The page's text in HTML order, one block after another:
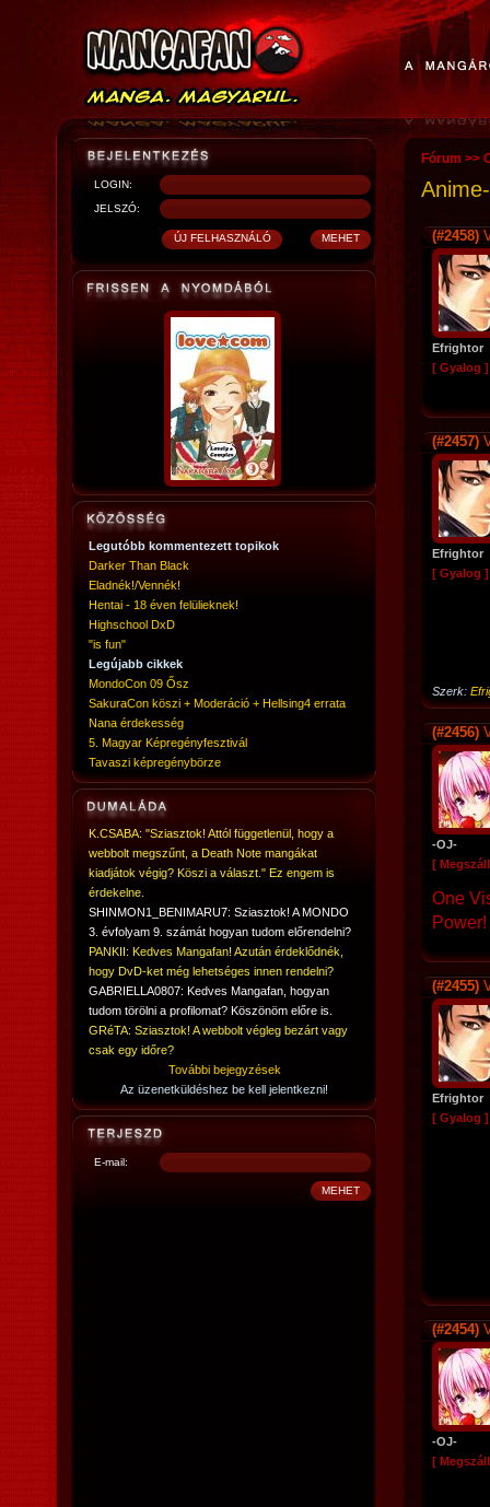
LOGIN:
JELSZÓ:
Legutóbb kommentezett topikok
Darker Than Black
Eladnék!/Vennék!
Hentai - 18 éven felülieknek!
Highschool DxD
"is fun"
Legújabb cikkek
MondoCon 09 Ősz
SakuraCon köszi + Moderáció + Hellsing4 errata
Nana érdekesség
5. Magyar Képregényfesztivál
Tavaszi képregénybörze
K.CSABA: "Sziasztok! Attól függetlenül, hogy a
webbolt megszűnt, a Death Note mangákat
kiadjátok végig? Köszi a választ." Ez engem is
érdekelne.
SHINMON1_BENIMARU7: Sziasztok! A MONDO
3. évfolyam 9. számát hogyan tudom előrendelni?
PANKII: Kedves Mangafan! Azután érdeklődnék,
hogy DvD-ket még lehetséges innen rendelni?
GABRIELLA0807: Kedves Mangafan, hogyan
tudom törölni a profilomat? Köszönöm előre is.
GRéTA: Sziasztok! A webbolt végleg bezárt vagy
csak egy időre?
További bejegyzések
Az üzenetküldéshez be kell jelentkezni!
E-mail:
Fórum >>
(#2458)
Efrightor
[ Gyalog ]
(#2457)
Efrightor
[ Gyalog ]
Szerk:
(#2456)
-OJ-
[
One
Power!
(#2455)
Efrightor
[ Gyalog ]
(#2454)
-OJ-
[